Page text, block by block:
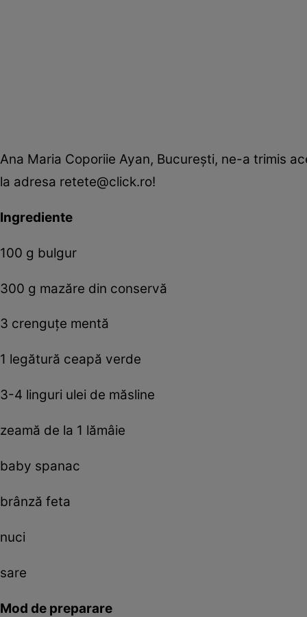
Ana Maria Coporiie Ayan, București, ne-a trimis
la adresa retete@click.ro!
Ingrediente
100 g bulgur
300 g mazăre din conservă
3 crenguțe mentă
1 legătură ceapă verde
3-4 linguri ulei de măsline
zeamă de la 1 lămâie
baby spanac
brânză feta
nuci
sare
Mod de preparare